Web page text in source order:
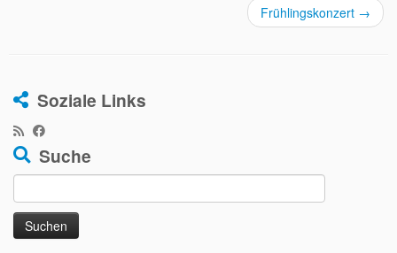
Frühlingskonzert →
Soziale Links
Suche
nach: